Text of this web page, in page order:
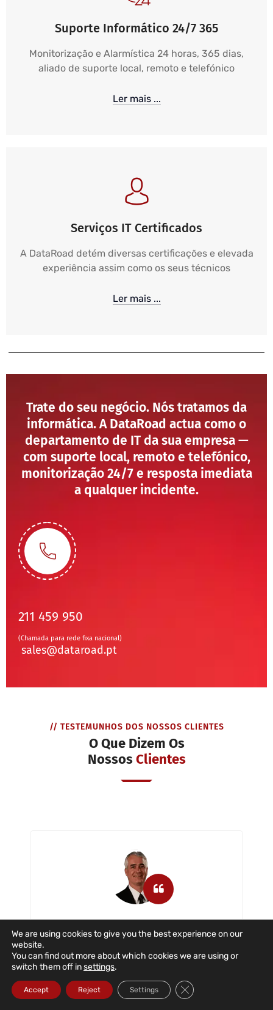
Suporte Informático 24/7 365
Monitorização e Alarmística 24 horas, 365 dias,
aliado de suporte local, remoto e telefónico
Ler mais ...
Serviços IT Certificados
A DataRoad detém diversas certificações e elevada
experiência assim como os seus técnicos
Ler mais ...
Trate do seu negócio. Nós tratamos da
informática. A DataRoad actua como o
departamento de IT da sua empresa —
com suporte local, remoto e telefónico,
monitorização 24/7 e resposta imediata
a qualquer incidente.
211 459 950
(Chamada para rede fixa nacional)
sales@dataroad.pt
// TESTEMUNHOS DOS NOSSOS CLIENTES
O Que Dizem Os
NossosClientes
A Dataroad é uma empresa que nos
toda a dedicação e empenho nas
situações reportadas. A empresa presta
suporte informático aos utilizadores,
servidores e a todas as áreas
We are using cookies to give you the best experience on our
website.
You can find out more about which cookies we are using or
switch them off insettings.
Accept Reject Settings Close GDPR Cookie